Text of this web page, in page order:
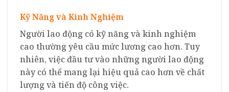
Kỹ Năng và Kinh Nghiệm
Người lao động có kỹ năng và kinh nghiệm
cao thường yêu cầu mức lương cao hơn. Tuy
nhiên, việc đầu tư vào những người lao động
này có thể mang lại hiệu quả cao hơn về chất
lượng và tiến độ công việc.